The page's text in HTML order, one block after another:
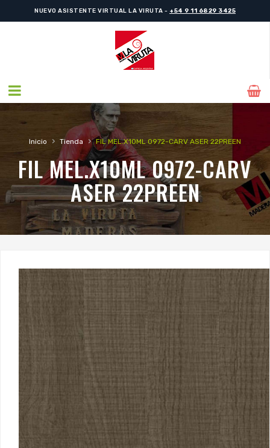
NUEVO ASISTENTE VIRTUAL LA VIRUTA - +54 9 11 6829 3425
Inicio › Tienda › FIL MEL.X10ML 0972-CARV ASER 22PREEN
FIL MEL.X10ML 0972-CARV
ASER 22PREEN